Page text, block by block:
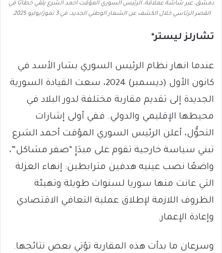
دمشق، عبر شاشة عملاقة، الرئيس السوري المؤقت أحمد الشرع يلقي خطابًا في
القصر الرئاسي خلال الكشف عن الشعار الوطني الجديد، في 3 تموز/يوليو 2025.
تشارلز ليستر*
عندما انهار نظام الرئيس السوري بشار الأسد في
كانون الأول (ديسمبر) 2024، سعت القيادة السورية
الجديدة إلى تقديم مقاربة مختلفة لدور البلاد في
محيطها الإقليمي والدولي. ففي أولى إشارات
التحوُّل، أعلن الرئيس السوري المؤقت أحمد الشرع
تبني سياسة خارجية تقوم على مبدَإِ “صفر مشاكل”،
واضعًا نصب عينيه هدفين مترابطين: إنهاء العزلة
التي عانت منها سوريا لسنوات طويلة وتهيئة
الظروف اللازمة لإطلاق عملية التعافي الاقتصادي
وإعادة الإعمار.
وسرعان ما بدأت هذه المقاربة تؤتي بعض نتائجها.